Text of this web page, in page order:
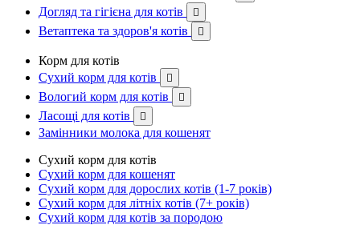
Догляд та гігієна для котів 
Ветаптека та здоров'я котів 
Корм для котів
Сухий корм для котів

Вологий корм для котів 
Ласощі для котів 
Замінники молока для кошенят
Сухий корм для котів
Сухий корм для кошенят
Сухий корм для дорослих котів (1-7 років)
Сухий корм для літніх котів (7+ років)
Сухий корм для котів за породою